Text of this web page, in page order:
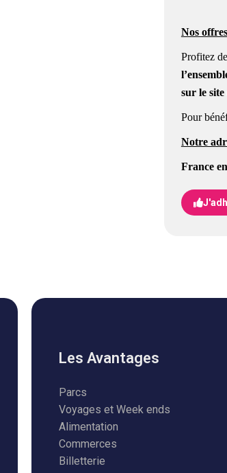
Nos
Profitez
sur le
Pour
Notre
France
Les Avantages
Parcs
Voyages et Week ends
Alimentation
Commerces
Billetterie